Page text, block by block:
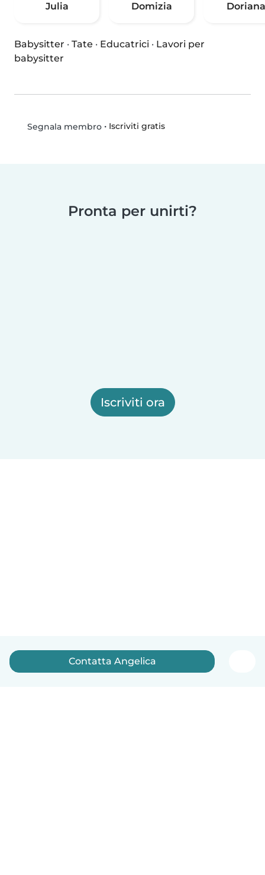
Julia Domizia Doriana
Babysitter · Tate · Educatrici · Lavori per
babysitter
Segnala membro• Iscriviti gratis
Pronta per unirti?
Iscriviti ora
Contatta Angelica